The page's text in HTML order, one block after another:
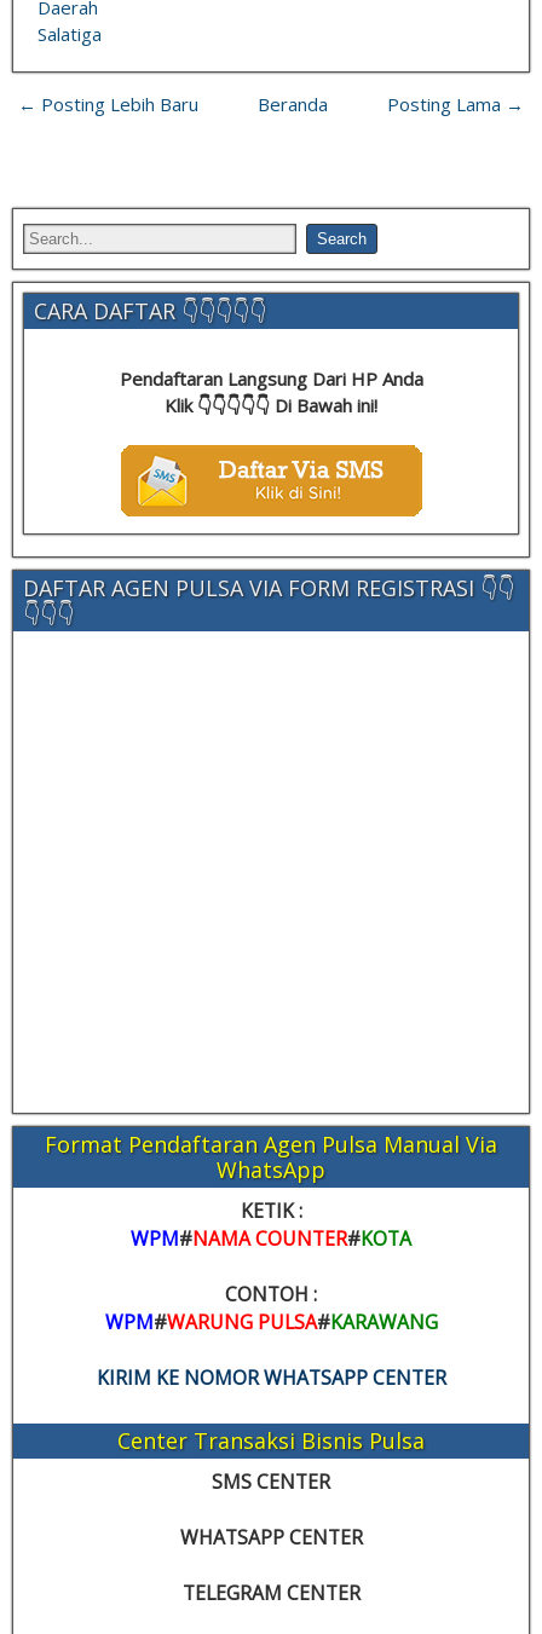
Daerah
Salatiga
← Posting Lebih Baru Posting Lama →
Beranda
CARA DAFTAR 👇👇👇👇👇
Pendaftaran Langsung Dari HP Anda
Klik 👇👇👇👇👇 Di Bawah ini!
DAFTAR AGEN PULSA VIA FORM REGISTRASI 👇👇
👇👇👇
Format Pendaftaran Agen Pulsa Manual Via
WhatsApp
KETIK :
WPM#NAMA COUNTER#KOTA
CONTOH :
WPM#WARUNG PULSA#KARAWANG
KIRIM KE NOMOR WHATSAPP CENTER
Center Transaksi Bisnis Pulsa
SMS CENTER
WHATSAPP CENTER
TELEGRAM CENTER